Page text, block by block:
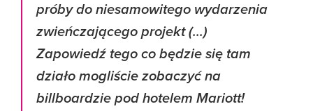
próby do niesamowitego wydarzenia
zwieńczającego projekt (...)
Zapowiedź tego co będzie się tam
działo mogliście zobaczyć na
billboardzie pod hotelem Mariott!